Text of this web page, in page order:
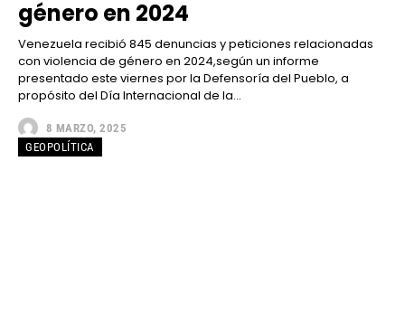
género en 2024
Venezuela recibió 845 denuncias y peticiones relacionadas
con violencia de género en 2024,según un informe
presentado este viernes por la Defensoría del Pueblo, a
propósito del Día Internacional de la...
8 MARZO, 2025
GEOPOLÍTICA